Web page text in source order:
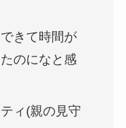
きて時間が
のになと感
ィ(親の見守